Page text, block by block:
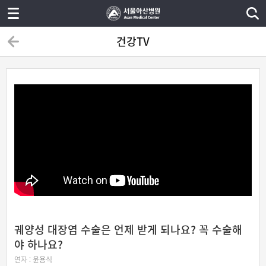
건강TV
궤양성 대장염 수술은 언제 받게 되나요? 꼭 수술해
야 하나요?
연자 : 윤용식